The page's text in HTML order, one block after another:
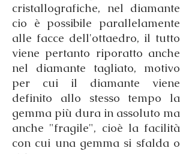
cristallografiche, nel diamante
cio è possibile parallelamente
alle facce dell'ottaedro, il tutto
viene pertanto riporatto anche
nel diamante tagliato, motivo
per cui il diamante viene
definito allo stesso tempo la
gemma più dura in assoluto ma
anche "fragile", cioè la facilità
con cui una gemma si sfalda o